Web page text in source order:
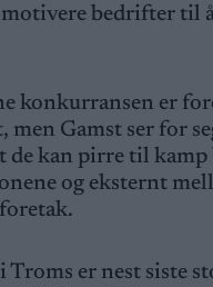
bedrifter til
konkurransen er
Gamst ser for
de kan pirre til kamp
og eksternt
Troms er nest siste